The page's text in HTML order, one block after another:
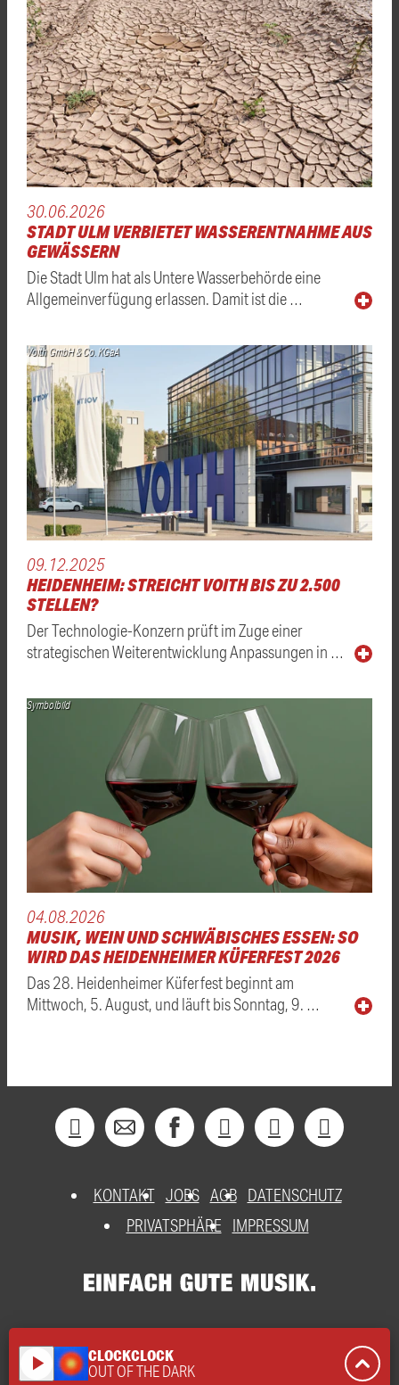
30.06.2026
STADT ULM VERBIETET WASSERENTNAHME AUS
GEWÄSSERN
Die Stadt Ulm hat als Untere Wasserbehörde eine
Allgemeinverfügung erlassen. Damit ist die …
Voith GmbH & Co. KGaA
09.12.2025
HEIDENHEIM: STREICHT VOITH BIS ZU 2.500
STELLEN?
Der Technologie-Konzern prüft im Zuge einer
strategischen Weiterentwicklung Anpassungen in …
Symbolbild
04.08.2026
MUSIK, WEIN UND SCHWÄBISCHES ESSEN: SO
WIRD DAS HEIDENHEIMER KÜFERFEST 2026
Das 28. Heidenheimer Küferfest beginnt am
Mittwoch, 5. August, und läuft bis Sonntag, 9. …
KONTAKT JOBS AGB DATENSCHUTZ
PRIVATSPHÄRE
IMPRESSUM
play_arrow CLOCKCLOCK
OUT OF THE DARK